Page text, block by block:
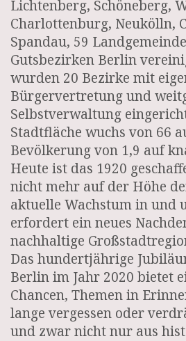
Lichtenberg, Schöneberg,
Charlottenburg, Neukölln,
Spandau, 59
Gutsbezirken Berlin
wurden 20 Bezirke mit
Bürgervertretung und
Selbstverwaltung
Stadtfläche wuchs von 66
Bevölkerung von 1,9 auf
Heute ist das 1920
nicht mehr auf der Höhe
aktuelle Wachstum in und
erfordert ein neues
nachhaltige
Das hundertjährige
Berlin im Jahr 2020 bietet
Chancen, Themen in
lange vergessen oder
und zwar nicht nur aus